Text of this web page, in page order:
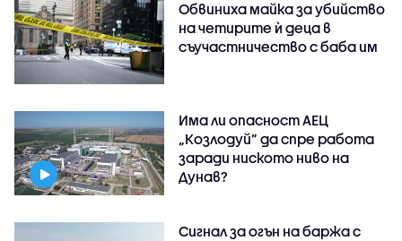
Обвиниха майка за убийство
на четирите ѝ деца в
съучастничество с баба им
Има ли опасност АЕЦ
„Козлодуй” да спре работа
заради ниското ниво на
Дунав?
Сигнал за огън на баржа с